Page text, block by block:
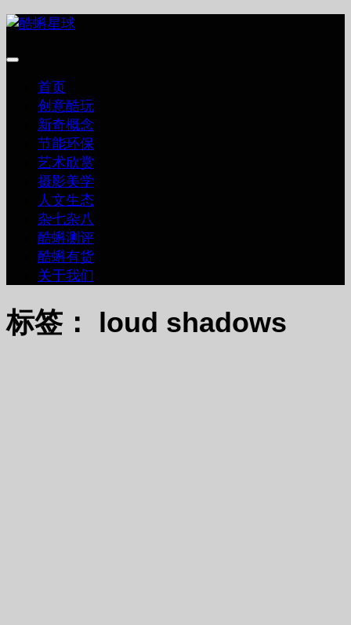
跳
内
首页
创意酷玩
新奇概念
节能环保
艺术欣赏
摄影美学
人文生态
杂七杂八
酷蝌测评
酷蝌有货
关于我们
标签： loud shadows